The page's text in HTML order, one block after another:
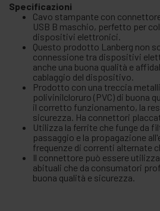
Specificazioni
Cavo stampante con
USB B maschio, perfetto per
dispositivi elettronici.
Questo prodotto Lanberg non
connessione tra dispositivi
anche una buona qualità e
cablaggio del dispositivo.
Prodotto con una treccia
polivinilcloruro (PVC) di buona
il corretto funzionamento, la
sicurezza. Ha connettori
Utilizza la ferrite che funge da
passaggio e la propagazione
frequenze di correnti alternate
Il connettore può essere
abituali che da consumatori
buona qualità e sicurezza.